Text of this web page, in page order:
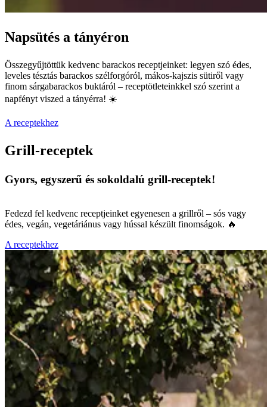
Napsütés a tányéron
Összegyűjtöttük kedvenc barackos receptjeinket: legyen szó édes,
leveles tésztás barackos szélforgóról, mákos-kajszis sütiről vagy
finom sárgabarackos buktáról – receptötleteinkkel szó szerint a
napfényt viszed a tányérra! ☀️
A receptekhez
Grill-receptek
Gyors, egyszerű és sokoldalú grill-receptek!
Fedezd fel kedvenc receptjeinket egyenesen a grillről – sós vagy
édes, vegán, vegetáriánus vagy hússal készült finomságok. 🔥
A receptekhez